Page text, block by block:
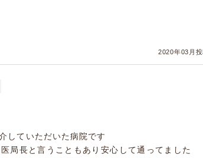
2020年03月投
していただいた病院です
局長と言うこともあり安心して通ってました